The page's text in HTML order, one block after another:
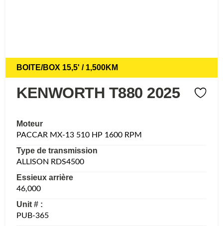
BOITE/BOX 15,5' / 1,500KM
KENWORTH T880 2025
Moteur
PACCAR MX-13 510 HP 1600 RPM
Type de transmission
ALLISON RDS4500
Essieux arrière
46,000
Unit # :
PUB-365